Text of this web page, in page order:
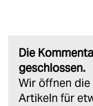
Die
geschlossen.
Wir öffnen
Artikeln für